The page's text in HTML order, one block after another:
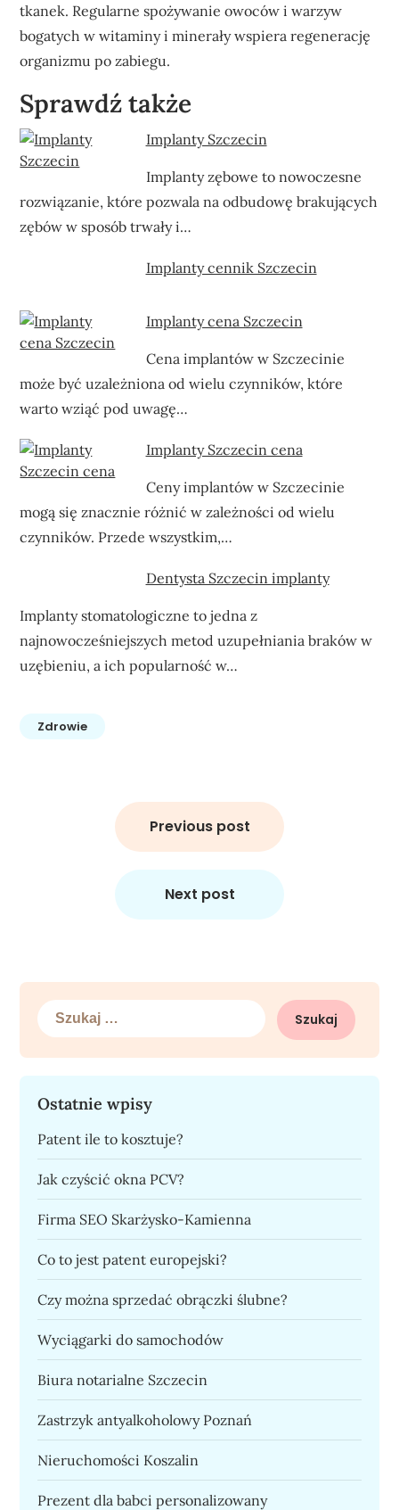
tkanek. Regularne spożywanie owoców i warzyw
bogatych w witaminy i minerały wspiera regenerację
organizmu po zabiegu.
Sprawdź także
Implanty Szczecin
Implanty zębowe to nowoczesne
rozwiązanie, które pozwala na odbudowę brakujących
zębów w sposób trwały i…
Implanty cennik Szczecin
Implanty cena Szczecin
Cena implantów w Szczecinie
może być uzależniona od wielu czynników, które
warto wziąć pod uwagę…
Implanty Szczecin cena
Ceny implantów w Szczecinie
mogą się znacznie różnić w zależności od wielu
czynników. Przede wszystkim,…
Dentysta Szczecin implanty
Implanty stomatologiczne to jedna z
najnowocześniejszych metod uzupełniania braków w
uzębieniu, a ich popularność w…
Zdrowie
Previous post
Next post
Szukaj:
Ostatnie wpisy
Patent ile to kosztuje?
Jak czyścić okna PCV?
Firma SEO Skarżysko-Kamienna
Co to jest patent europejski?
Czy można sprzedać obrączki ślubne?
Wyciągarki do samochodów
Biura notarialne Szczecin
Zastrzyk antyalkoholowy Poznań
Nieruchomości Koszalin
Prezent dla babci personalizowany